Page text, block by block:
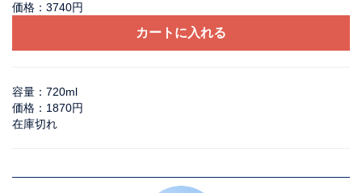
価格：3740円
カートに入れる
容量：720ml
価格：1870円
在庫切れ